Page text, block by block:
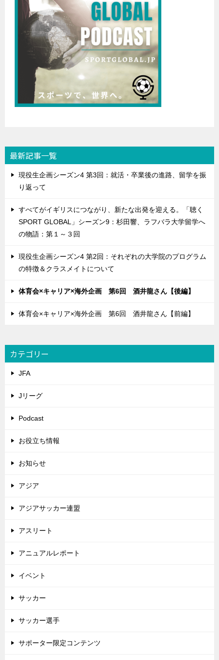
最新記事一覧
現役生企画シーズン4 第3回：就活・卒業後の進路、留学を振
り返って
すべてがイギリスにつながり、新たな出発を迎える。「聴く
SPORT GLOBAL」シーズン9：杉田響、ラフバラ大学留学へ
の物語：第１～３回
現役生企画シーズン4 第2回：それぞれの大学院のプログラム
の特徴＆クラスメイトについて
体育会×キャリア×海外企画 第6回 酒井龍さん【後編】
体育会×キャリア×海外企画 第6回 酒井龍さん【前編】
カテゴリー
JFA
Jリーグ
Podcast
お役立ち情報
お知らせ
アジア
アジアサッカー連盟
アスリート
アニュアルレポート
イベント
サッカー
サッカー選手
サポーター限定コンテンツ